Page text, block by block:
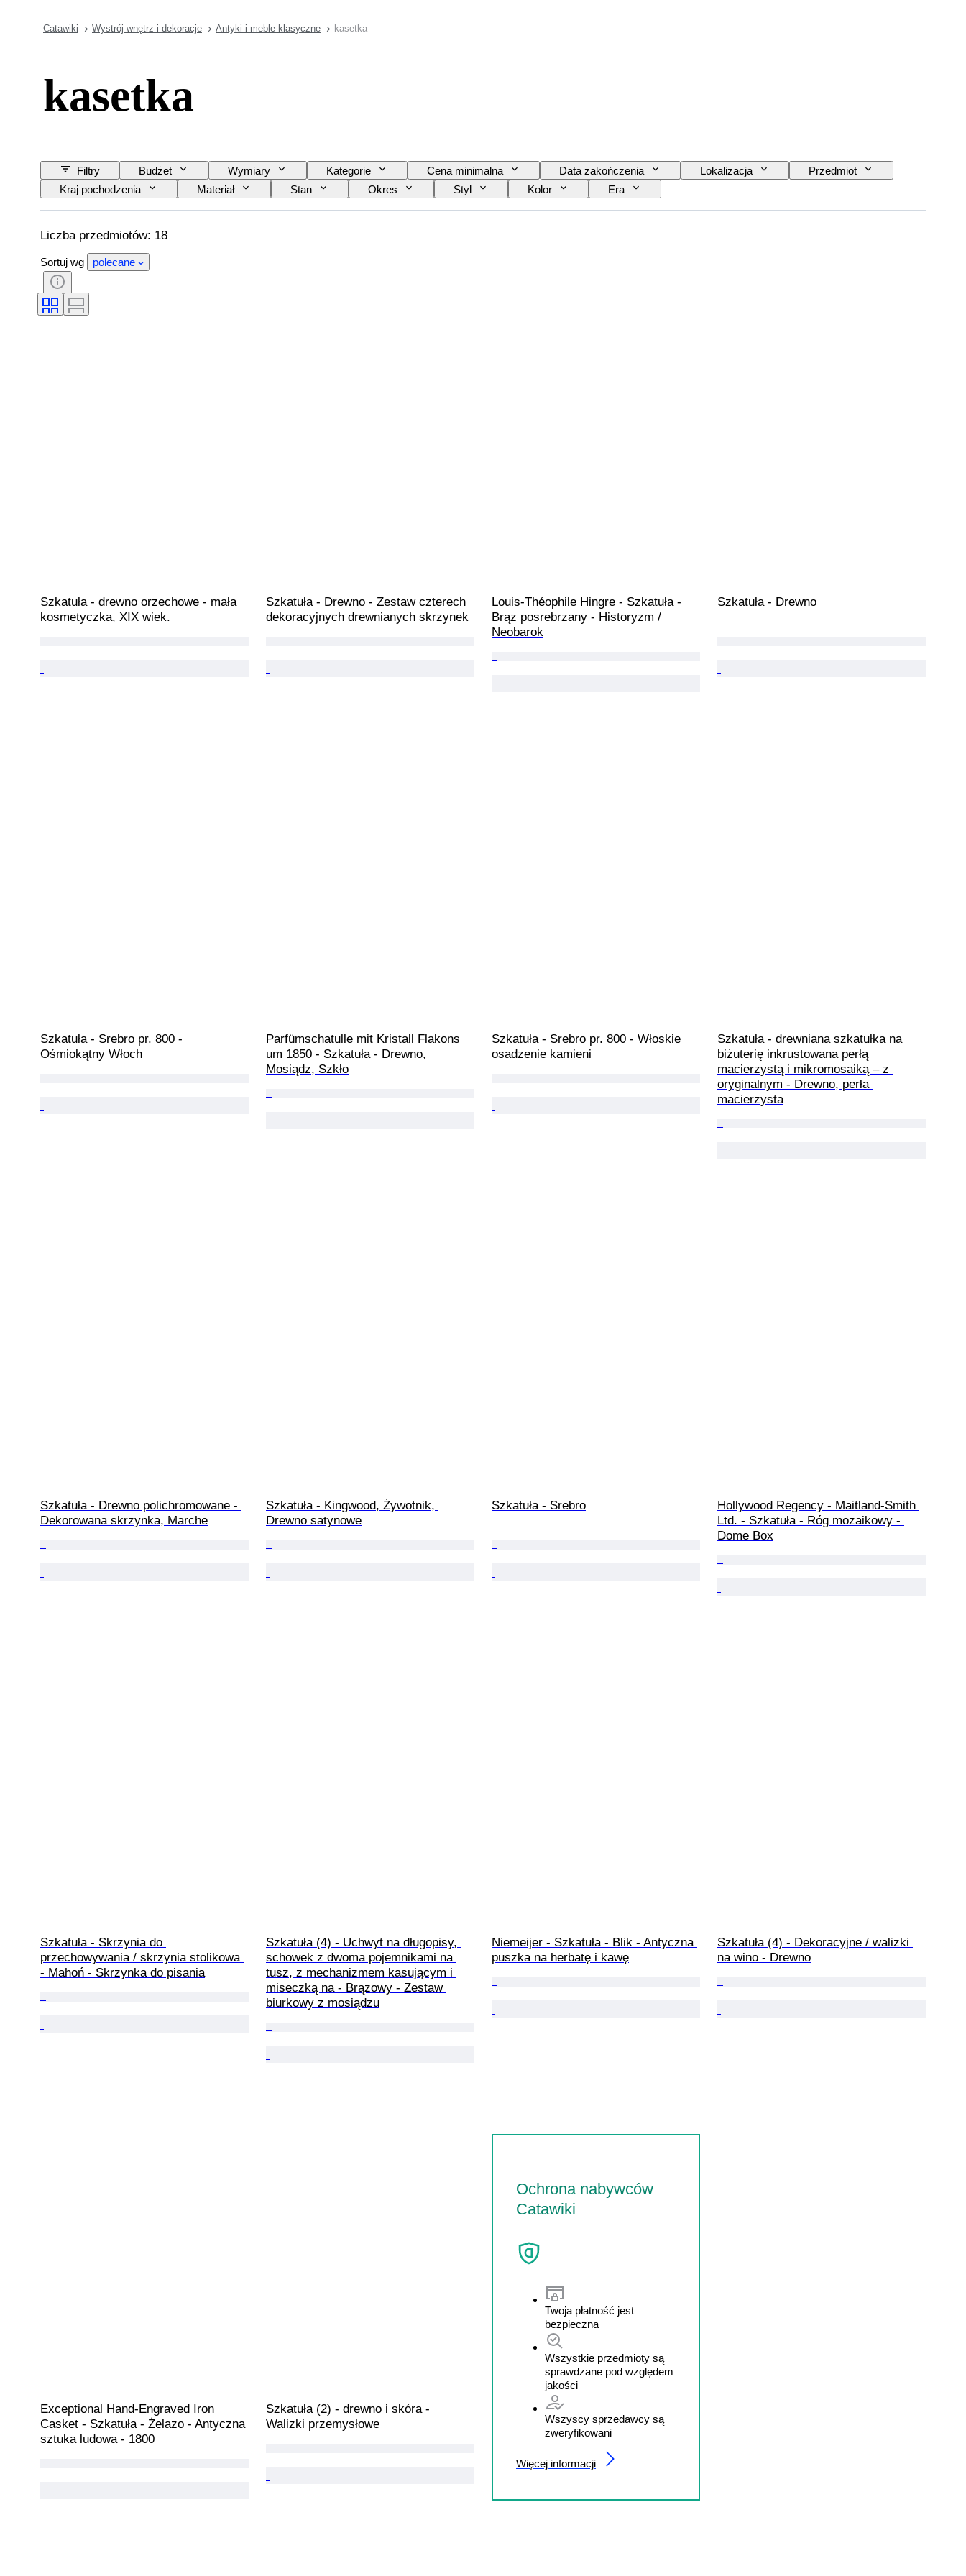
Catawiki Wystrój wnętrz i dekoracje Antyki i meble klasyczne kasetka
kasetka
Filtry Budżet Wymiary Kategorie Cena minimalna Data zakończenia Lokalizacja
Przedmiot
Kraj pochodzenia
Materiał Stan Okres Styl Kolor Era
Liczba przedmiotów: 18
Sortuj wg polecane
Szkatuła - drewno orzechowe - mała
kosmetyczka, XIX wiek.
Szkatuła - Drewno - Zestaw czterech
dekoracyjnych drewnianych skrzynek
Louis-Théophile Hingre - Szkatuła -
Brąz posrebrzany - Historyzm /
Neobarok
Szkatuła - Drewno
Szkatuła - Srebro pr. 800 -
Ośmiokątny Włoch
Parfümschatulle mit Kristall Flakons
um 1850 - Szkatuła - Drewno,
Mosiądz, Szkło
Szkatuła - Srebro pr. 800 - Włoskie
osadzenie kamieni
Szkatuła - drewniana szkatułka na
biżuterię inkrustowana perłą
macierzystą i mikromosaiką – z
oryginalnym - Drewno, perła
macierzysta
Szkatuła - Drewno polichromowane -
Dekorowana skrzynka, Marche
Szkatuła - Kingwood, Żywotnik,
Drewno satynowe
Szkatuła - Srebro
Hollywood Regency - Maitland-Smith
Ltd. - Szkatuła - Róg mozaikowy -
Dome Box
Szkatuła - Skrzynia do
przechowywania / skrzynia stolikowa
- Mahoń - Skrzynka do pisania
Szkatuła (4) - Uchwyt na długopisy,
schowek z dwoma pojemnikami na
tusz, z mechanizmem kasującym i
miseczką na - Brązowy - Zestaw
biurkowy z mosiądzu
Niemeijer - Szkatuła - Blik - Antyczna
puszka na herbatę i kawę
Szkatuła (4) - Dekoracyjne / walizki
na wino - Drewno
Exceptional Hand-Engraved Iron
Casket - Szkatuła - Żelazo - Antyczna
sztuka ludowa - 1800
Szkatuła (2) - drewno i skóra -
Walizki przemysłowe
Ochrona nabywców
Catawiki
Twoja płatność jest
bezpieczna
Wszystkie przedmioty są
sprawdzane pod względem
jakości
Wszyscy sprzedawcy są
zweryfikowani
Więcej informacji